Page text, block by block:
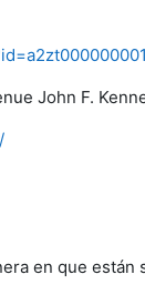
John F.
en que están